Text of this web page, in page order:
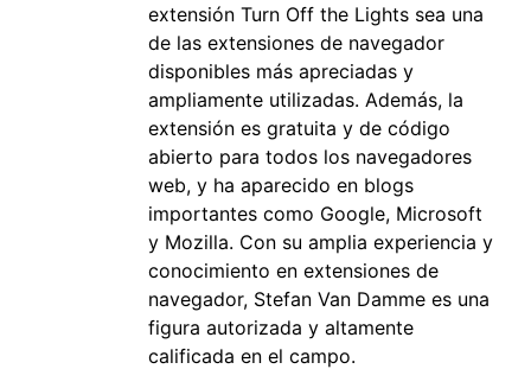
extensión Turn Off the Lights sea una
de las extensiones de navegador
disponibles más apreciadas y
ampliamente utilizadas. Además, la
extensión es gratuita y de código
abierto para todos los navegadores
web, y ha aparecido en blogs
importantes como Google, Microsoft
y Mozilla. Con su amplia experiencia y
conocimiento en extensiones de
navegador, Stefan Van Damme es una
figura autorizada y altamente
calificada en el campo.